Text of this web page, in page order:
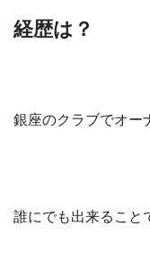
経歴は？
銀座のクラブでオー
誰にでも出来ること